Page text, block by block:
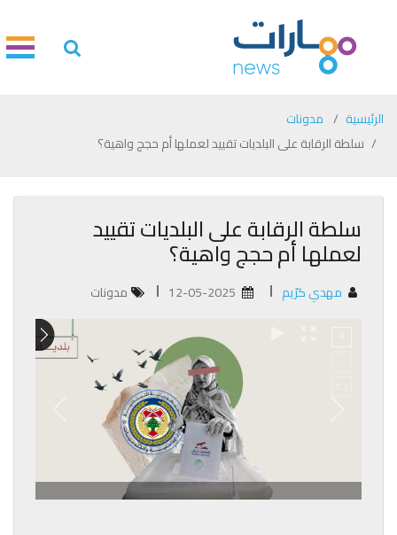
الرئيسية
مدونات
سلطة الرقابة على البلديات تقييد لعملها أم حجج واهية؟
سلطة الرقابة على البلديات تقييد
لعملها أم حجج واهية؟
مهدي كرّيم مدونات